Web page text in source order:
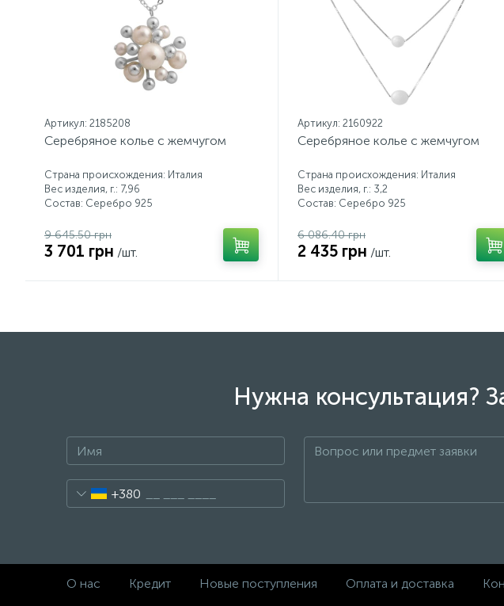
Артикул: 2185208
Серебряное колье с жемчугом
Страна происхождения: Италия
Вес изделия, г.: 7,96
Состав: Серебро 925
9 645.50 грн
3 701 грн /шт.
Артикул: 2160922
Серебряное колье с жемчугом
Страна происхождения: Италия
Вес изделия, г.: 3,2
Состав: Серебро 925
6 086.40 грн
2 435 грн /шт.
Нужна консультация?
+380
О нас Кредит Новые поступления Оплата и доставка